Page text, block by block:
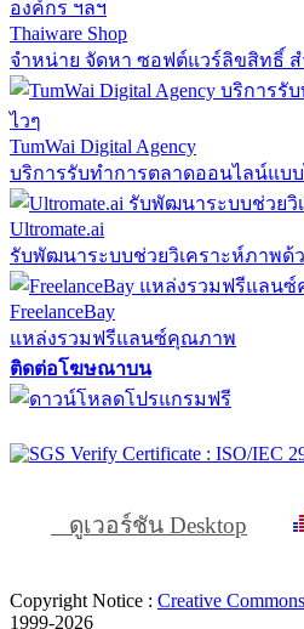
Thaiware Shop
จำหน่าย จัดหา ซอฟต์แวร์ลิขสิทธิ์
TumWai Digital Agency
บริการรับทำการตลาดออนไลน์แบบ
Ultromate.ai
รับพัฒนาระบบช่วยวิเคราะห์ภาพด้
FreelanceBay
แหล่งรวมฟรีแลนซ์คุณภาพ
ติดต่อโฆษณาบน
ดูเวอร์ชัน Desktop
Copyright Notice : Creative
1999-2026